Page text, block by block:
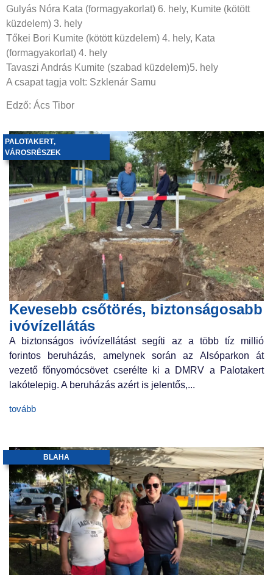
Gulyás Nóra Kata (formagyakorlat) 6. hely, Kumite (kötött
küzdelem) 3. hely
Tőkei Bori Kumite (kötött küzdelem) 4. hely, Kata
(formagyakorlat) 4. hely
Tavaszi András Kumite (szabad küzdelem)5. hely
A csapat tagja volt: Szklenár Samu
Edző: Ács Tibor
Kevesebb csőtörés, biztonságosabb
ivóvízellátás
PALOTAKERT,
VÁROSRÉSZEK
A biztonságos ivóvízellátást segíti az a több tíz millió
forintos beruházás, amelynek során az Alsóparkon át
vezető főnyomócsövet cserélte ki a DMRV a Palotakert
lakótelepig. A beruházás azért is jelentős,...
tovább
BLAHA